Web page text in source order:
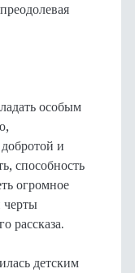
особым
и
способность
огромное
черты
рассказа.
детским